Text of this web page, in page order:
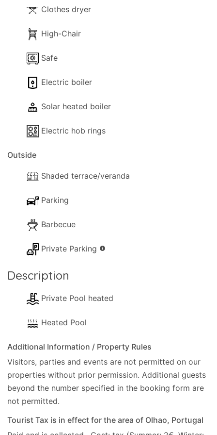
Clothes dryer
High-Chair
Safe
Electric boiler
Solar heated boiler
Electric hob rings
Outside
Shaded terrace/veranda
Parking
Barbecue
Private Parking info
Description
Private Pool heated
Heated Pool
Additional Information / Property Rules
Visitors, parties and events are not permitted on our
properties without prior permission. Additional guests
beyond the number specified in the booking form are
not permitted.
Tourist Tax is in effect for the area of Olhao, Portugal